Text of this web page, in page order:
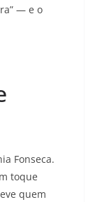
— e o
Fonseca.
toque
quem